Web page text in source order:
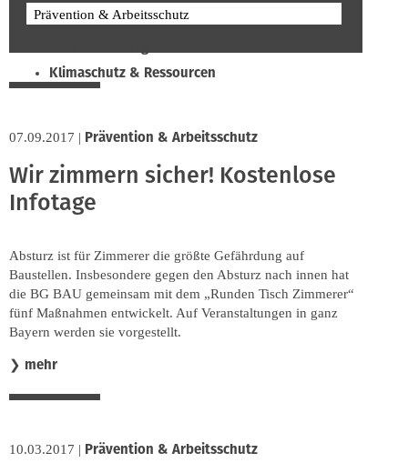
Prävention & Arbeitsschutz
Klimaschutz & Ressourcen
Soziales & Tarifpolitik
Verband & Innungen
Innung
07.09.2017 | Prävention & Arbeitsschutz
Wir zimmern sicher! Kostenlose
Infotage
Absturz ist für Zimmerer die größte Gefährdung auf
Baustellen. Insbesondere gegen den Absturz nach innen hat
die BG BAU gemeinsam mit dem „Runden Tisch Zimmerer“
fünf Maßnahmen entwickelt. Auf Veranstaltungen in ganz
Bayern werden sie vorgestellt.
❯ mehr
10.03.2017 | Prävention & Arbeitsschutz